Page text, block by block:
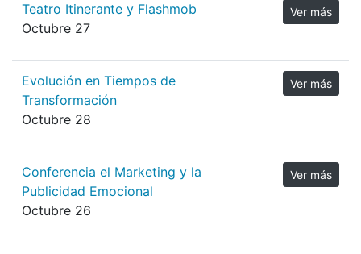
Teatro Itinerante y Flashmob
Octubre 27
Ver más
Evolución en Tiempos de
Transformación
Octubre 28
Ver más
Conferencia el Marketing y la
Publicidad Emocional
Octubre 26
Ver más